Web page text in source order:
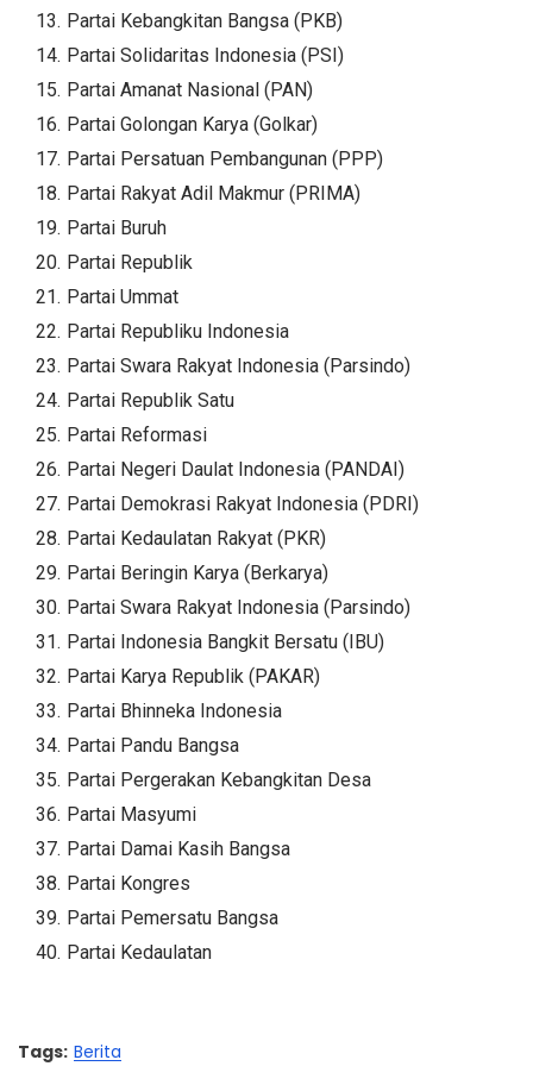
Partai Kebangkitan Bangsa (PKB)
Partai Solidaritas Indonesia (PSI)
Partai Amanat Nasional (PAN)
Partai Golongan Karya (Golkar)
Partai Persatuan Pembangunan (PPP)
Partai Rakyat Adil Makmur (PRIMA)
Partai Buruh
Partai Republik
Partai Ummat
Partai Republiku Indonesia
Partai Swara Rakyat Indonesia (Parsindo)
Partai Republik Satu
Partai Reformasi
Partai Negeri Daulat Indonesia (PANDAI)
Partai Demokrasi Rakyat Indonesia (PDRI)
Partai Kedaulatan Rakyat (PKR)
Partai Beringin Karya (Berkarya)
Partai Swara Rakyat Indonesia (Parsindo)
Partai Indonesia Bangkit Bersatu (IBU)
Partai Karya Republik (PAKAR)
Partai Bhinneka Indonesia
Partai Pandu Bangsa
Partai Pergerakan Kebangkitan Desa
Partai Masyumi
Partai Damai Kasih Bangsa
Partai Kongres
Partai Pemersatu Bangsa
Partai Kedaulatan
Tags: Berita